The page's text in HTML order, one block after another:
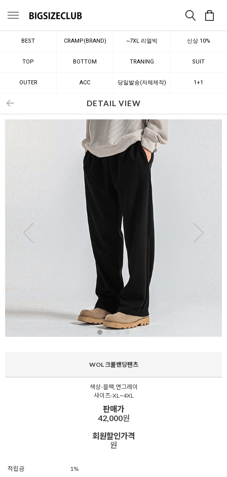
메뉴
BEST CRAMP(BRAND) ~7XL 리얼빅 신상 10%
TOP BOTTOM TRANING SUIT
OUTER ACC 당일발송(자체제작) 1+1
DETAIL VIEW
WOL 크풀밴딩팬츠
색상-블랙,연그레이
사이즈-XL~4XL
판매가
42,000원
회원할인가격
원
적립금
1%